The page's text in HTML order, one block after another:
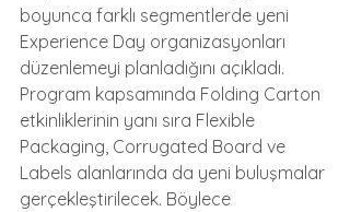
boyunca farklı segmentlerde yeni
Experience Day organizasyonları
düzenlemeyi planladığını açıkladı.
Program kapsamında Folding Carton
etkinliklerinin yanı sıra Flexible
Packaging, Corrugated Board ve
Labels alanlarında da yeni buluşmalar
gerçekleştirilecek. Böylece